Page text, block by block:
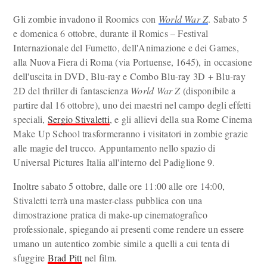
Gli zombie invadono il Roomics con World War Z. Sabato 5
e domenica 6 ottobre, durante il Romics – Festival
Internazionale del Fumetto, dell'Animazione e dei Games,
alla Nuova Fiera di Roma (via Portuense, 1645), in occasione
dell'uscita in DVD, Blu-ray e Combo Blu-ray 3D + Blu-ray
2D del thriller di fantascienza World War Z(disponibile a
partire dal 16 ottobre), uno dei maestri nel campo degli effetti
speciali, Sergio Stivaletti, e gli allievi della sua Rome Cinema
Make Up School trasformeranno i visitatori in zombie grazie
alle magie del trucco. Appuntamento nello spazio di
Universal Pictures Italia all'interno del Padiglione 9.
Inoltre sabato 5 ottobre, dalle ore 11:00 alle ore 14:00,
Stivaletti terrà una master-class pubblica con una
dimostrazione pratica di make-up cinematografico
professionale, spiegando ai presenti come rendere un essere
umano un autentico zombie simile a quelli a cui tenta di
sfuggire Brad Pittnel film.